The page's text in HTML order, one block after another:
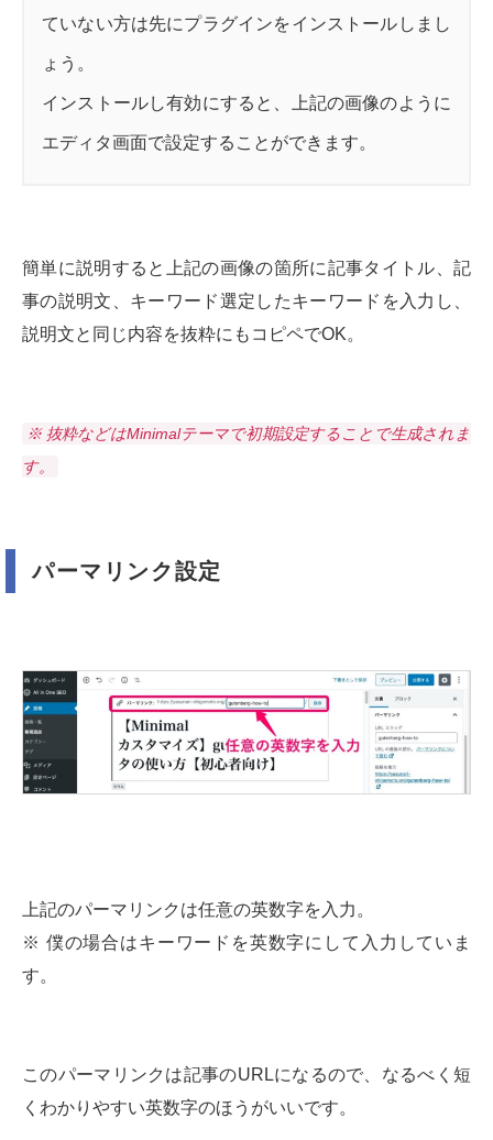
ていない方は先にプラグインをインストールしまし
ょう。
インストールし有効にすると、上記の画像のように
エディタ画面で設定することができます。
簡単に説明すると上記の画像の箇所に記事タイトル、記
事の説明文、キーワード選定したキーワードを入力し、
説明文と同じ内容を抜粋にもコピペでOK。
※ 抜粋などはMinimalテーマで初期設定することで生成されま
す。
パーマリンク設定
上記のパーマリンクは任意の英数字を入力。
※ 僕の場合はキーワードを英数字にして入力していま
す。
このパーマリンクは記事のURLになるので、なるべく短
くわかりやすい英数字のほうがいいです。